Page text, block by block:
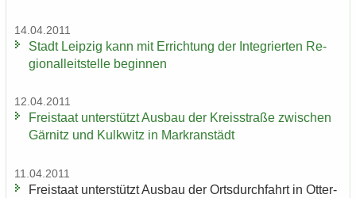
14.04.2011
Stadt Leip­zig kann mit Er­rich­tung der In­te­grier­ten Re­
gio­nal­leit­stel­le be­gin­nen
12.04.2011
Frei­staat un­ter­stützt Aus­bau der Kreis­stra­ße zwi­schen
Gär­nitz und Kulk­witz in Markran­städt
11.04.2011
Frei­staat un­ter­stützt Aus­bau der Orts­durch­fahrt in Ot­ter­